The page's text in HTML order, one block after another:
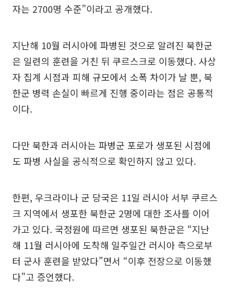
자는 2700명 수준”이라고 공개했다.
지난해 10월 러시아에 파병된 것으로 알려진 북한군
은 일련의 훈련을 거친 뒤 쿠르스크로 이동했다. 사상
자 집계 시점과 피해 규모에서 소폭 차이가 날 뿐, 북
한군 병력 손실이 빠르게 진행 중이라는 점은 공통적
이다.
다만 북한과 러시아는 파병군 포로가 생포된 시점에
도 파병 사실을 공식적으로 확인하지 않고 있다.
한편, 우크라이나 군 당국은 11일 러시아 서부 쿠르스
크 지역에서 생포한 북한군 2명에 대한 조사를 이어
가고 있다. 국정원에 따르면 생포된 북한군은 “지난
해 11월 러시아에 도착해 일주일간 러시아 측으로부
터 군사 훈련을 받았다”면서 “이후 전장으로 이동했
다”고 증언했다.